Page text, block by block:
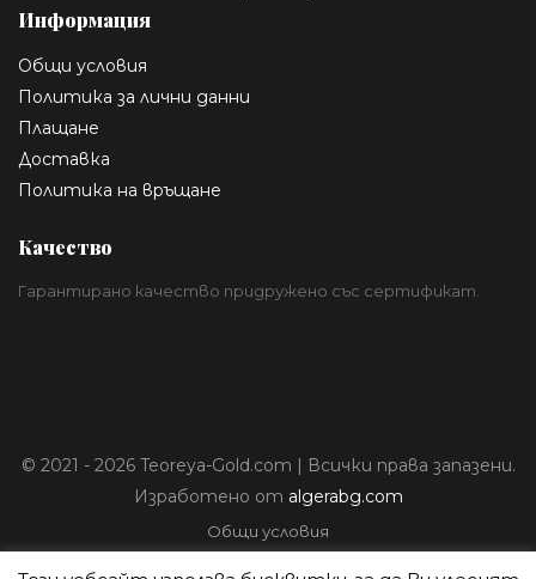
Информация
Общи условия
Политика за лични данни
Плащане
Доставка
Политика на връщане
Качество
Гарантирано качество придружено със сертификат.
© 2021 - 2026 Teoreya-Gold.com | Всички права запазени.
Изработено от algerabg.com
Общи условия
Политика за лични данни